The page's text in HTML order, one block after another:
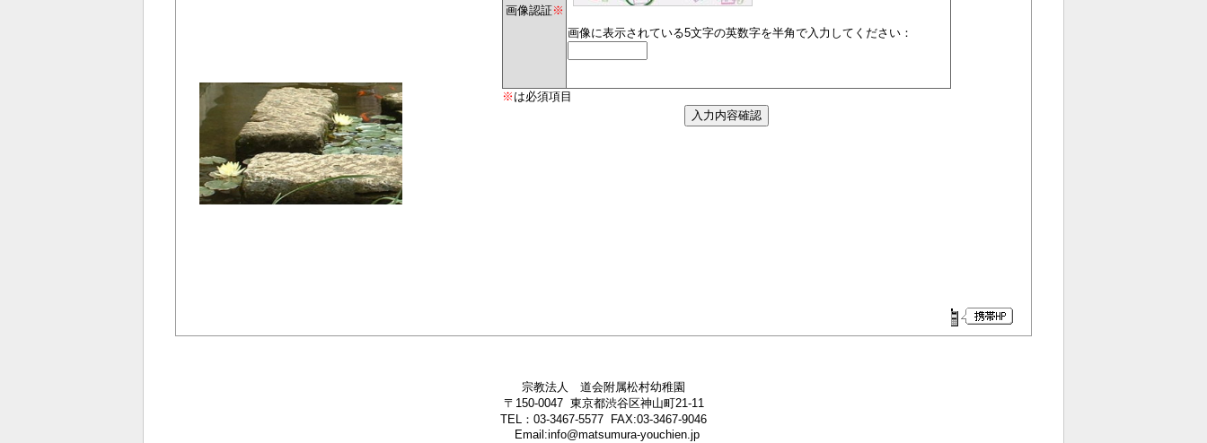
画像認証※
画像に表示されている5文字の英数字を半角で入力してください：
※ は必須項目
宗教法人 道会附属松村幼稚園
〒150-0047 東京都渋谷区神山町21-11
TEL：03-3467-5577 FAX:03-3467-9046
Email:info@matsumura-youchien.jp